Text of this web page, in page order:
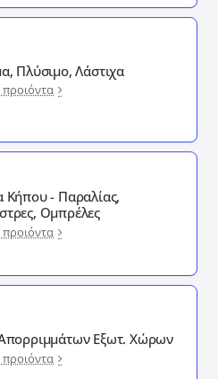
Πλύσιμο, Λάστιχα
προιόντα
Κήπου - Παραλίας,
Ομπρέλες
προιόντα
Εξωτ. Χώρων
προιόντα